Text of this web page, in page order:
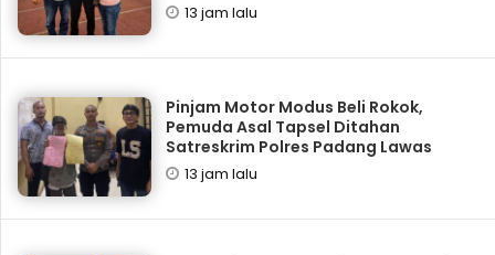
13 jam lalu
Pinjam Motor Modus Beli Rokok,
Pemuda Asal Tapsel Ditahan
Satreskrim Polres Padang Lawas
13 jam lalu